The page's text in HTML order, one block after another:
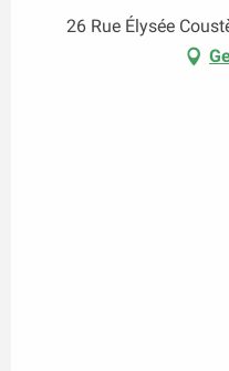
26 Rue Élysée